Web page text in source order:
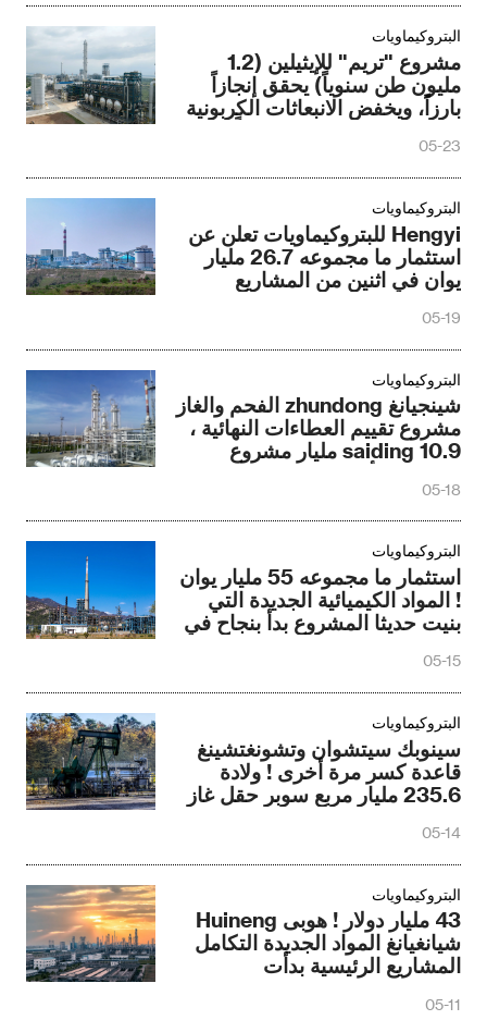
البتروكيماويات
مشروع "تريم" للإيثيلين (1.2
مليون طن سنوياً) يحقق إنجازاً
بارزاً، ويخفض الانبعاثات الكربونية
05-23
البتروكيماويات
Hengyi للبتروكيماويات تعلن عن
استثمار ما مجموعه 26.7 مليار
يوان في اثنين من المشاريع
05-19
البتروكيماويات
شينجيانغ zhundong الفحم والغاز
مشروع تقييم العطاءات النهائية ،
saiding 10.9 مليار مشروع
05-18
البتروكيماويات
استثمار ما مجموعه 55 مليار يوان
! المواد الكيميائية الجديدة التي
بنيت حديثا المشروع بدأ بنجاح في
05-15
البتروكيماويات
سينوبك سيتشوان وتشونغتشينغ
قاعدة كسر مرة أخرى ! ولادة
235.6 مليار مربع سوبر حقل غاز
05-14
البتروكيماويات
43 مليار دولار ! هوبى Huineng
شيانغيانغ المواد الجديدة التكامل
المشاريع الرئيسية بدأت
05-11